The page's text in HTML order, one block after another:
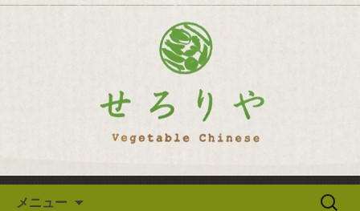
逗子の野菜を使った創作中華
「せろりや」のブログ
逗子の野菜を使った創作中華「せろり
メニュー
検